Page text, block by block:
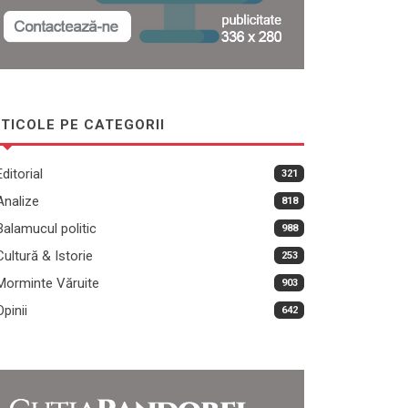
PE CATEGORII
321
818
politic 988
& Istorie 253
Văruite 903
642